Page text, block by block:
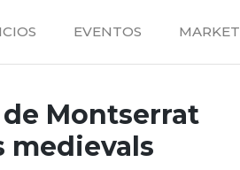
EVENTOS MARKET
Montserrat
medievals